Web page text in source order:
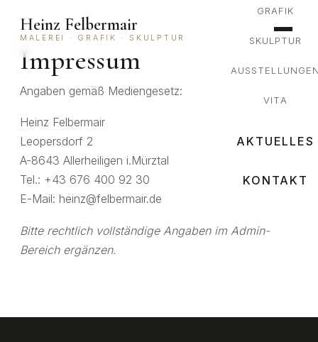
Heinz Felbermair
MALEREI · GRAFIK · SKULPTUR
GRAFIK
SKULPTUR
VITA
AKTUELLES
KONTAKT
Impressum
Angaben gemäß Mediengesetz:
Heinz Felbermair
Leopersdorf 2
A-8643 Allerheiligen i.Mürztal
Tel.: +43 676 400 92 30
E-Mail: heinz@felbermair.de
Bitte rechtlich vollständige Angaben im Admin-
Bereich ergänzen.